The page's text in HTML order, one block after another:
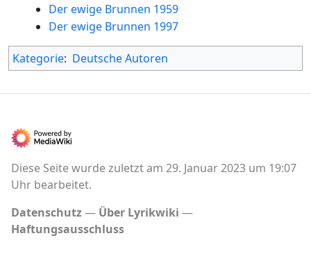
Der ewige Brunnen 1959
Der ewige Brunnen 1997
Kategorie: Deutsche Autoren
Diese Seite wurde zuletzt am 29. Januar 2023 um 19:07
Uhr bearbeitet.
Datenschutz
Über Lyrikwiki
Haftungsausschluss